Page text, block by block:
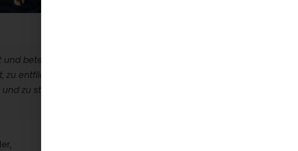
betet,
zu entfliehen diesem allen,
zu stehen vor dem Menschensohn.